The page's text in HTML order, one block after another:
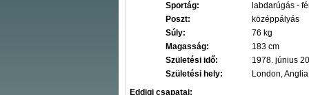
Sportág:
labdarúgás -
Poszt:
középpályás
Súly:
76 kg
Magasság:
183 cm
Születési idő:
1978. június
Születési hely:
London, Anglia
Eddigi csapatai: